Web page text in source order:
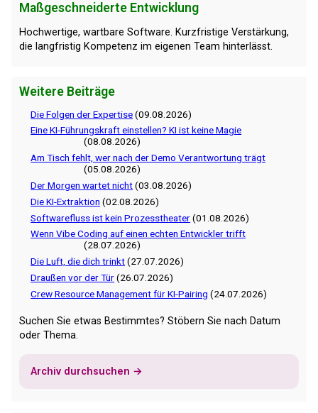
Maßgeschneiderte Entwicklung
Hochwertige, wartbare Software. Kurzfristige Verstärkung,
die langfristig Kompetenz im eigenen Team hinterlässt.
Weitere Beiträge
Die Folgen der Expertise(09.08.2026)
Eine KI-Führungskraft einstellen? KI ist keine Magie
(08.08.2026)
Am Tisch fehlt, wer nach der Demo Verantwortung trägt
(05.08.2026)
Der Morgen wartet nicht(03.08.2026)
Die KI-Extraktion (02.08.2026)
Softwarefluss ist kein Prozesstheater(01.08.2026)
Wenn Vibe Coding auf einen echten Entwickler trifft
(28.07.2026)
Die Luft, die dich trinkt(27.07.2026)
Draußen vor der Tür(26.07.2026)
Crew Resource Management für KI-Pairing (24.07.2026)
Suchen Sie etwas Bestimmtes? Stöbern Sie nach Datum
oder Thema.
Archiv durchsuchen →